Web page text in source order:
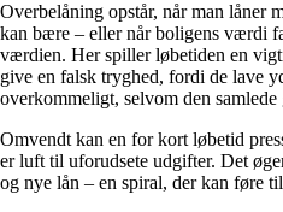
Overbelåning opstår, når man låner
kan bære – eller når boligens værdi
værdien. Her spiller løbetiden en
give en falsk tryghed, fordi de lave
overkommeligt, selvom den
Omvendt kan en for kort løbetid
er luft til uforudsete udgifter. Det
og nye lån – en spiral, der kan føre